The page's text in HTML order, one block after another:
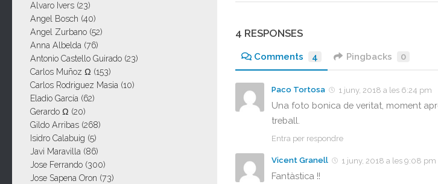
4 RESPONSES
Comments 4 Pingbacks 0
Paco Tortosa 1 juny, 2018 a les 6:24 pm
Una foto bonica de veritat, moment
treball.
Entra per respondre
Vicent Granell 1 juny, 2018 a les 9:08 pm
Fantàstica !!
Alvaro Ivers (23)
Angel Bosch (40)
Angel Zurbano (52)
Anna Albelda (76)
Antonio Castello Guirado (23)
Carlos Muñoz Ω (153)
Carlos Rodriguez Masia (10)
Eladio García (62)
Gerardo Ω (20)
Gildo Arribas (268)
Isidro Calabuig (5)
Javi Maravilla (86)
Jose Ferrando (300)
Jose Sapena Oron (73)